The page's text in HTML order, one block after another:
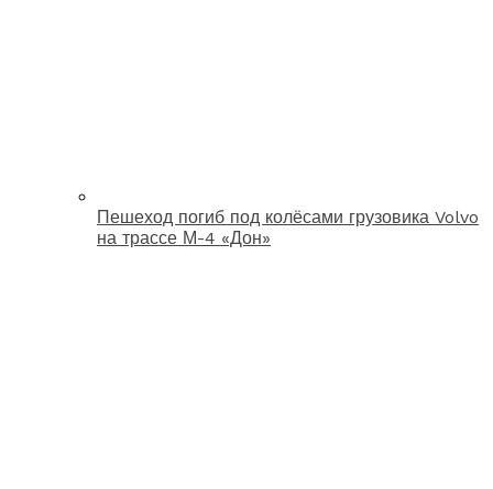
Пешеход погиб под колёсами грузовика Volvo
на трассе М-4 «Дон»